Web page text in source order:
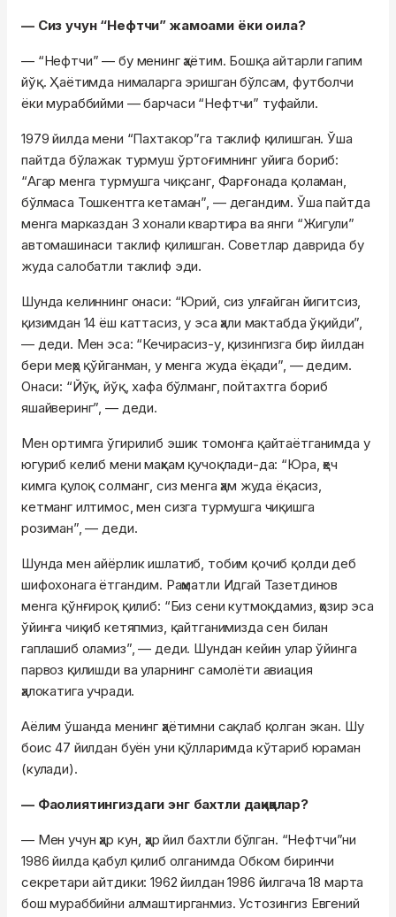
— Сиз учун “Нефтчи” жамоами ёки оила?
— “Нефтчи” — бу менинг ҳаётим. Бошқа айтарли гапим
йўқ. Ҳаётимда нималарга эришган бўлсам, футболчи
ёки мураббийми — барчаси “Нефтчи” туфайли.
1979 йилда мени “Пахтакор”га таклиф қилишган. Ўша
пайтда бўлажак турмуш ўртоғимнинг уйига бориб:
“Агар менга турмушга чиқсанг, Фарғонада қоламан,
бўлмаса Тошкентга кетаман”, — дегандим. Ўша пайтда
менга марказдан 3 хонали квартира ва янги “Жигули”
автомашинаси таклиф қилишган. Советлар даврида бу
жуда салобатли таклиф эди.
Шунда келиннинг онаси: “Юрий, сиз улғайган йигитсиз,
қизимдан 14 ёш каттасиз, у эса ҳали мактабда ўқийди”,
— деди. Мен эса: “Кечирасиз-у, қизингизга бир йилдан
бери меҳр қўйганман, у менга жуда ёқади”, — дедим.
Онаси: “Йўқ, йўқ, хафа бўлманг, пойтахтга бориб
яшайверинг”, — деди.
Мен ортимга ўгирилиб эшик томонга қайтаётганимда у
югуриб келиб мени маҳкам қучоқлади-да: “Юра, ҳеч
кимга қулоқ солманг, сиз менга ҳам жуда ёқасиз,
кетманг илтимос, мен сизга турмушга чиқишга
розиман”, — деди.
Шунда мен айёрлик ишлатиб, тобим қочиб қолди деб
шифохонага ётгандим. Раҳматли Идгай Тазетдинов
менга қўнғироқ қилиб: “Биз сени кутмоқдамиз, ҳозир эса
ўйинга чиқиб кетяпмиз, қайтганимизда сен билан
гаплашиб оламиз”, — деди. Шундан кейин улар ўйинга
парвоз қилишди ва уларнинг самолёти авиация
ҳалокатига учради.
Аёлим ўшанда менинг ҳаётимни сақлаб қолган экан. Шу
боис 47 йилдан буён уни қўлларимда кўтариб юраман
(кулади).
— Фаолиятингиздаги энг бахтли дақиқалар?
— Мен учун ҳар кун, ҳар йил бахтли бўлган. “Нефтчи”ни
1986 йилда қабул қилиб олганимда Обком биринчи
секретари айтдики: 1962 йилдан 1986 йилгача 18 марта
бош мураббийни алмаштирганмиз. Устозингиз Евгений